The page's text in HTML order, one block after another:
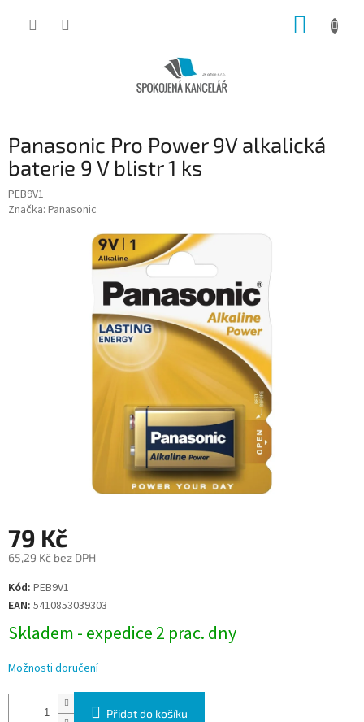
Panasonic Pro Power 9V alkalická
baterie 9 V blistr 1 ks
PEB9V1
Značka: Panasonic
79 Kč
65,29 Kč bez DPH
Měrná
cena:
Kód: PEB9V1
EAN: 5410853039303
Skladem - expedice 2 prac. dny
Možnosti doručení
Přidat do košíku